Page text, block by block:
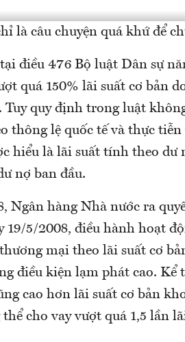
là câu chuyện quá khứ để
điều 476 Bộ luật Dân sự
quá 150% lãi suất cơ bản
Tuy quy định trong luật
thông lệ quốc tế và thực
hiểu là lãi suất tính theo
nợ ban đầu.
Ngân hàng Nhà nước ra
19/5/2008, điều hành hoạt
mại theo lãi suất cơ
điều kiện lạm phát cao. Kể
cao hơn lãi suất cơ bản
cho vay vượt quá 1,5 lần